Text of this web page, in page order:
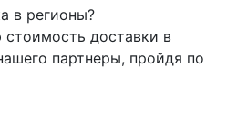
в регионы?
доставки в
партнеры, пройдя по